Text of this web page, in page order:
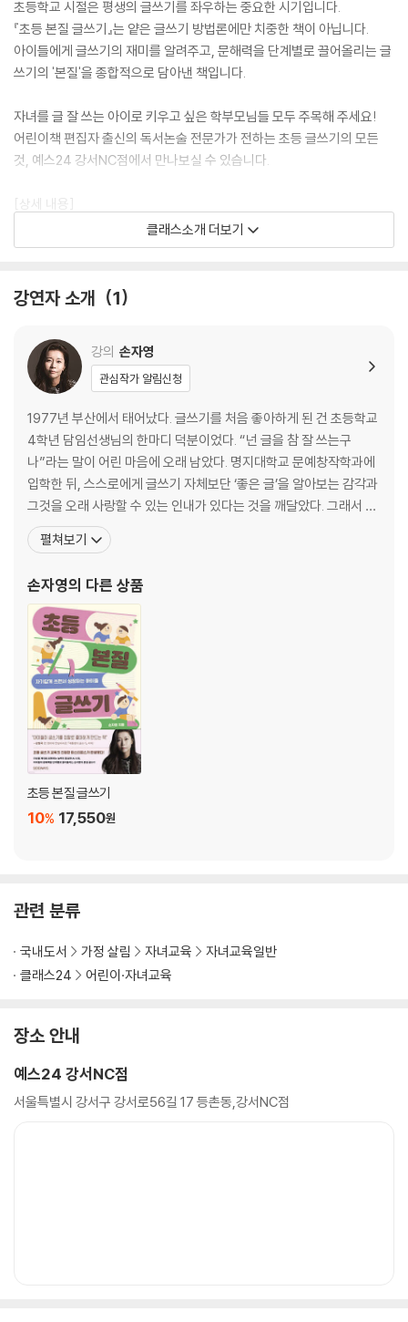
초등학교 시절은 평생의 글쓰기를 좌우하는 중요한 시기입니다.
『초등 본질 글쓰기』는 얕은 글쓰기 방법론에만 치중한 책이 아닙니다.
아이들에게 글쓰기의 재미를 알려주고, 문해력을 단계별로 끌어올리는 글
쓰기의 '본질'을 종합적으로 담아낸 책입니다.
자녀를 글 잘 쓰는 아이로 키우고 싶은 학부모님들 모두 주목해 주세요!
어린이책 편집자 출신의 독서논술 전문가가 전하는 초등 글쓰기의 모든
것, 예스24 강서NC점에서 만나보실 수 있습니다.
[상세 내용]
1. 모임 일시: 2025년 8월 22일(금) 오후 2시
2. 모임 장소: 예스24 강서NC점
4. 모임 도서: 『초등 본질 글쓰기』
6. 참여비: 5,000원
[유의사항]
- 가입하신 분들만 해당 모임에 참여 가능한 점 참고 부탁드립니다.
- 서점 특성상 오픈된 공간이라 소음이 있을 수 있는 점 양해 부탁드립니
- 모집 기간 내 최소 인원이 모집되지 않는 경우 모임이 취소될 수 있으며
참여비는 전액 환불 처리됩니다.
클래스소개 더보기
강연자 소개 1
강의 손자영
관심작가 알림신청
1977년 부산에서 태어났다. 글쓰기를 처음 좋아하게 된 건 초등학교
4학년 담임선생님의 한마디 덕분이었다. “넌 글을 참 잘 쓰는구
나”라는 말이 어린 마음에 오래 남았다. 명지대학교 문예창작학과에
입학한 뒤, 스스로에게 글쓰기 자체보단 ‘좋은 글’을 알아보는 감각과
그것을 오래 사랑할 수 있는 인내가 있다는 것을 깨달았다. 그래서 졸
업 후 출판사에서의 여정을 시작했다. 대교, 푸른숲 등 아동출판계에
서 13년 동안 200여 권의 책을 기획하고 편집했다. 아이들의 삶을 더
다. 기획·편집한 작업 중에서 국어 교과서에
펼쳐보기
손자영의 다른 상품
초등 본질 글쓰기
17,550원
10%
관련 분류
국내도서 가정 살림 자녀교육
자녀교육일반
클래스24
어린이·자녀교육
장소 안내
예스24 강서NC점
서울특별시 강서구 강서로56길 17 등촌동,강서NC점